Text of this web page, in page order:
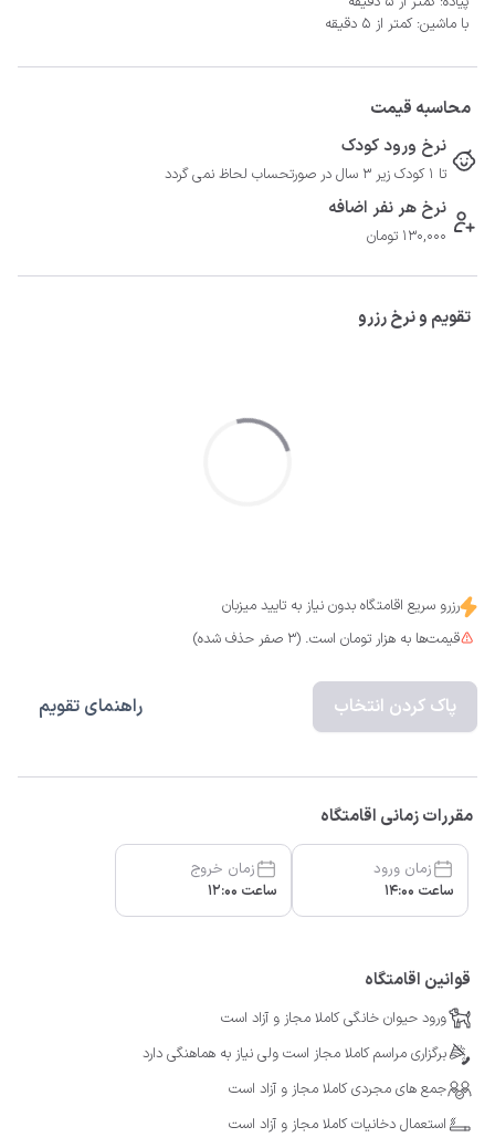
با ماشین: کمتر از 5 دقیقه
محاسبه قیمت
نرخ ورود کودک
تا 1 کودک زیر 3 سال در صورتحساب لحاظ نمی گردد
نرخ هر نفر اضافه
130,000 تومان
تقویم و نرخ رزرو
رزرو سریع اقامتگاه بدون نیاز به تایید میزبان
قیمت‌ها به هزار تومان است. (3 صفر حذف شده)
پاک کردن انتخاب راهنمای تقویم
مقررات زمانی اقامتگاه
زمان ورود
ساعت 14:00
زمان خروج
ساعت 12:00
قوانین اقامتگاه
ورود حیوان خانگی کاملا مجاز و آزاد است
برگزاری مراسم کاملا مجاز است ولی نیاز به هماهنگی دارد
جمع های مجردی کاملا مجاز و آزاد است
استعمال دخانیات کاملا مجاز و آزاد است